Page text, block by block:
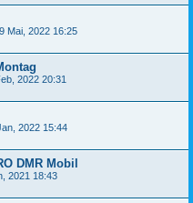
Mai, 2022 16:25
2022 20:31
2022 15:44
DMR Mobil
2021 18:43